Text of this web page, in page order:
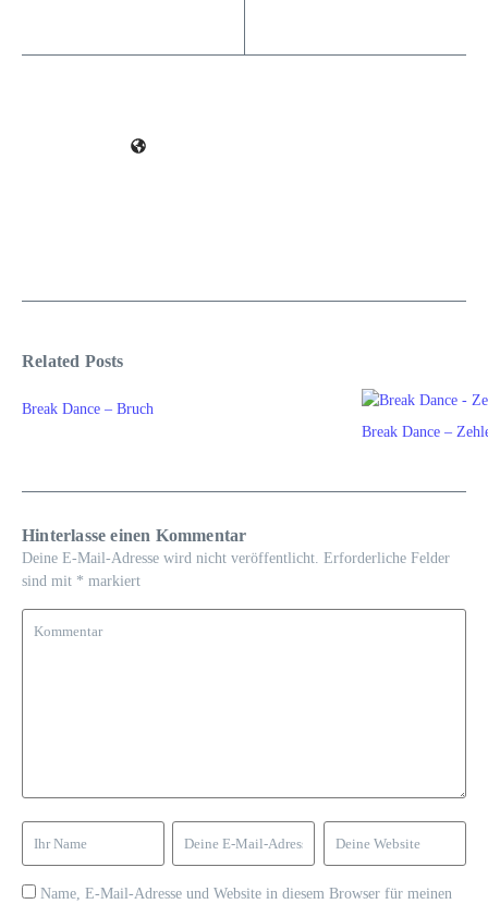
Related Posts
Break Dance – Bruch
Break Dance –
Hinterlasse einen Kommentar
Deine E-Mail-Adresse wird nicht veröffentlicht. Erforderliche Felder
sind mit * markiert
Name, E-Mail-Adresse und Website in diesem Browser für meinen